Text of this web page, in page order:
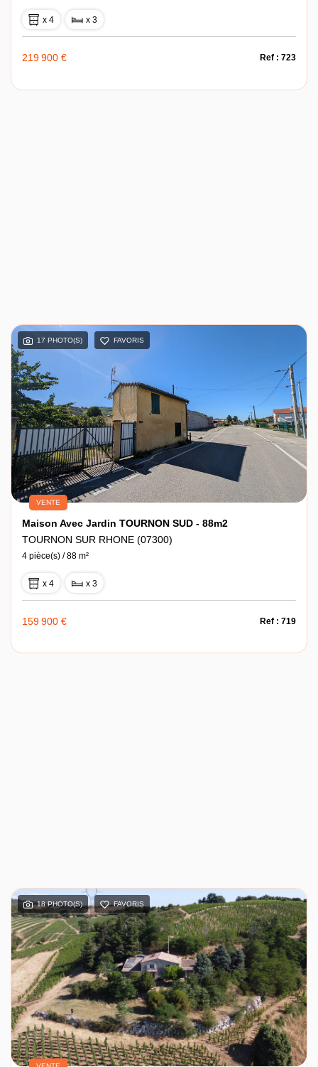
x 4 x 3
219 900 € Ref : 723
17 PHOTO(S) FAVORIS
VENTE
Maison Avec Jardin TOURNON SUD - 88m2
TOURNON SUR RHONE (07300)
4 pièce(s) / 88 m²
x 4 x 3
159 900 € Ref : 719
18 PHOTO(S) FAVORIS